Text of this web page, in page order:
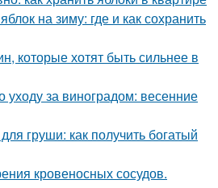
на зиму: где и как сохранить
которые хотят быть сильнее в
уходу за виноградом: весенние
груши: как получить богатый
кровеносных сосудов.